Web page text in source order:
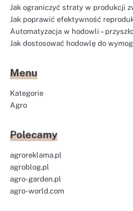
Jak ograniczyć straty w produkcji
Jak poprawić efektywność
Automatyzacja w hodowli –
Jak dostosować hodowlę do
Menu
Kategorie
Agro
Polecamy
agroreklama.pl
agroblog.pl
agro-garden.pl
agro-world.com